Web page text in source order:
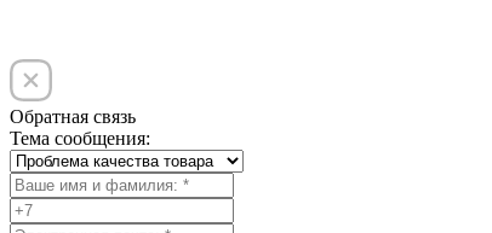
Обратная связь
Тема сообщения: